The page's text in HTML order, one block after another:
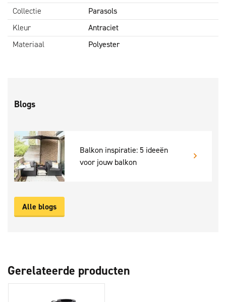
Collectie
Parasols
Kleur
Antraciet
Materiaal
Polyester
Blogs
Balkon inspiratie: 5 ideeën
voor jouw balkon
Alle blogs
Gerelateerde producten